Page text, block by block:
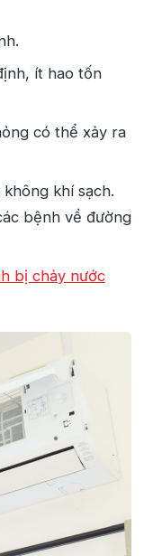
ít hao tốn
có thể xảy ra
khí sạch.
bệnh về đường
bị chảy nước